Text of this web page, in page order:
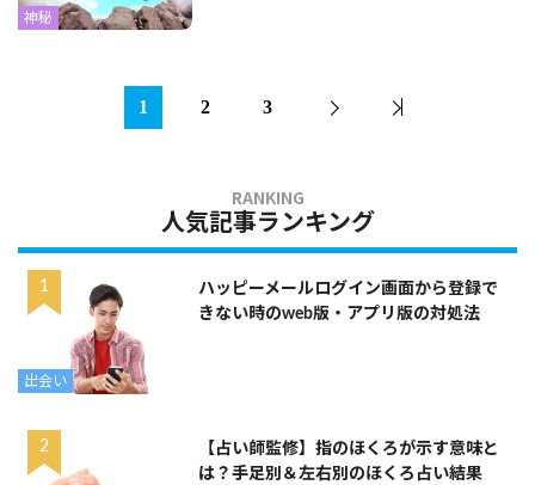
神秘
1 2 3
人気記事ランキング
出会い
ハッピーメールログイン画面から登録で
きない時のweb版・アプリ版の対処法
【占い師監修】指のほくろが示す意味と
は？手足別＆左右別のほくろ占い結果